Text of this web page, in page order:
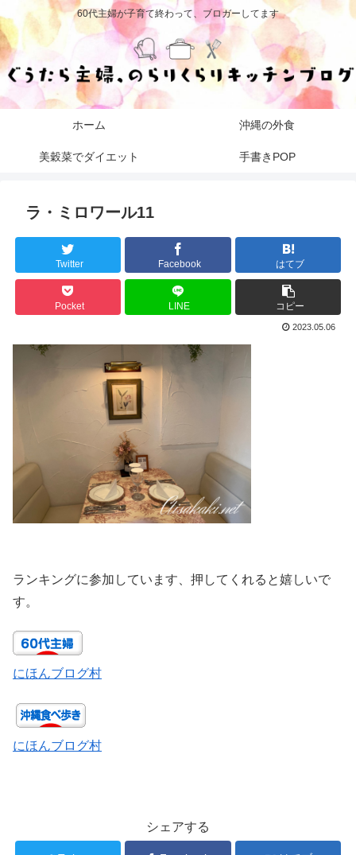
60代主婦が子育て終わって、ブロガーしてます
ホーム 沖縄の外食
美穀菜でダイエット 手書きPOP
ラ・ミロワール11
Twitter Facebook はてブ
Pocket LINE コピー
2023.05.06
ランキングに参加しています、押してくれると嬉しいで
す。
にほんブログ村
にほんブログ村
シェアする